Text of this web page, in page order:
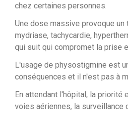
chez certaines personnes.
Une dose massive provoque un
mydriase, tachycardie,
qui suit qui compromet la prise
L'usage de physostigmine est
conséquences et il n'est pas à
En attendant l'hôpital, la priorité
voies aériennes, la surveillance